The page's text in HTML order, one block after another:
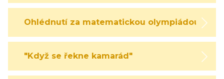
Ohlédnutí za matematickou olympiádou
"Když se řekne kamarád"